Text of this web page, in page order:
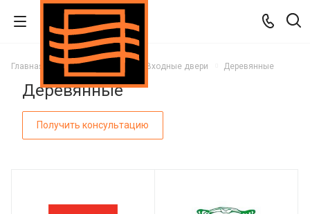
Главная Каталог Входные двери Деревянные
Деревянные
Получить консультацию